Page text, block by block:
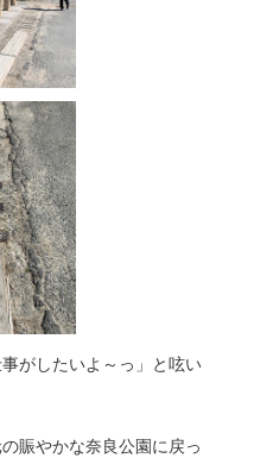
がしたいよ～っ」と呟い
賑やかな奈良公園に戻っ